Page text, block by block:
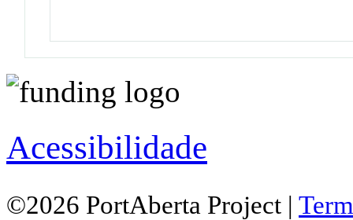
Acessibilidade
©2026 PortAberta Project |